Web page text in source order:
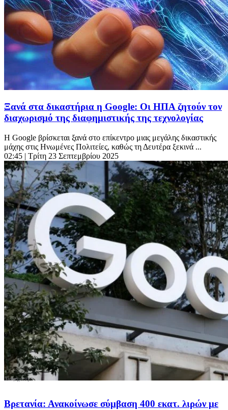
Ξανά στα δικαστήρια η Google: Οι ΗΠΑ ζητούν τον
διαχωρισμό της διαφημιστικής της τεχνολογίας
Η Google βρίσκεται ξανά στο επίκεντρο μιας μεγάλης δικαστικής
μάχης στις Ηνωμένες Πολιτείες, καθώς τη Δευτέρα ξεκινά ...
02:45 | Τρίτη 23 Σεπτεμβρίου 2025
Βρετανία: Ανακοίνωσε σύμβαση 400 εκατ. λιρών με